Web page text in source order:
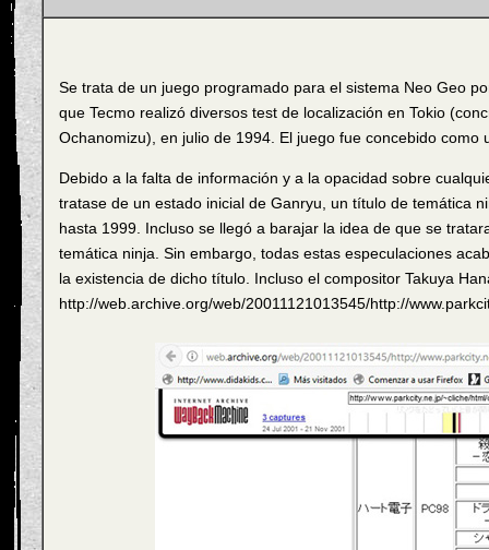
Se trata de un juego programado para el sistema Neo Geo
que Tecmo realizó diversos test de localización en Tokio
Ochanomizu), en julio de 1994. El juego fue concebido
Debido a la falta de información y a la opacidad sobre
tratase de un estado inicial de Ganryu, un título de temática
hasta 1999. Incluso se llegó a barajar la idea de que se
temática ninja. Sin embargo, todas estas especulaciones
la existencia de dicho título. Incluso el compositor Takuya
http://web.archive.org/web/20011121013545/http://